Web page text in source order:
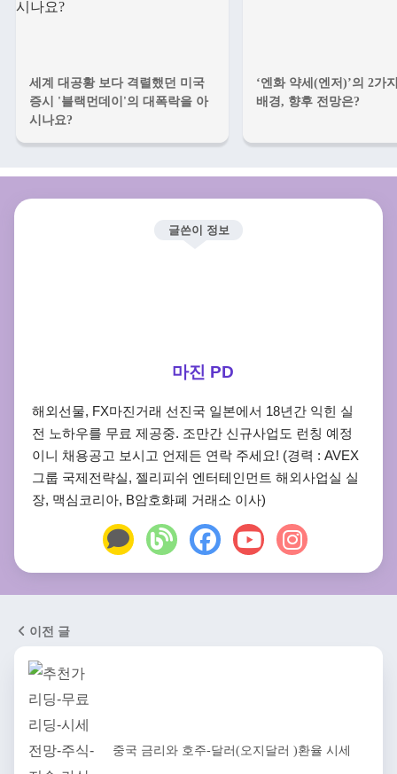
세계 대공황 보다 격렬했던 미국
증시 '블랙먼데이'의 대폭락을 아
시나요?
‘엔화 약세(엔저)’의 2가
배경, 향후 전망은?
글쓴이 정보
마진 PD
해외선물, FX마진거래 선진국 일본에서 18년간 익힌 실
전 노하우를 무료 제공중. 조만간 신규사업도 런칭 예정
이니 채용공고 보시고 언제든 연락 주세요! (경력 : AVEX
그룹 국제전략실, 젤리피쉬 엔터테인먼트 해외사업실 실
장, 맥심코리아, B암호화폐 거래소 이사)
이전 글
중국 금리와 호주-달러(오지달러 )환율 시세